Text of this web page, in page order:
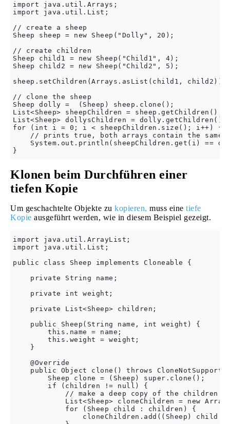
import java.util.Arrays;
import java.util.List;
// create a sheep
Sheep sheep = new Sheep("Dolly", 20);
// create children
Sheep child1 = new Sheep("Child1", 4);
Sheep child2 = new Sheep("Child2", 5);
sheep.setChildren(Arrays.asList(child1, child2));
// clone the sheep
Sheep dolly =  (Sheep) sheep.clone();
List<Sheep> sheepChildren = sheep.getChildren();
List<Sheep> dollysChildren = dolly.getChildren();
for (int i = 0; i < sheepChildren.size(); i++) {
// prints true, both arrays contain the same
System.out.println(sheepChildren.get(i) ==
Klonen beim Durchführen einer
tiefen Kopie
Um geschachtelte Objekte zu kopieren, muss eine tiefe
Kopie ausgeführt werden, wie in diesem Beispiel gezeigt.
import java.util.ArrayList;
import java.util.List;
public class Sheep implements Cloneable {
    private String name;
    private int weight;
    private List<Sheep> children;
    public Sheep(String name, int weight) {
        this.name = name;
        this.weight = weight;
    }
    @Override
public Object clone() throws
        Sheep clone = (Sheep) super.clone();
        if (children != null) {
            // make a deep copy of the children
List<Sheep> cloneChildren = new
            for (Sheep child : children) {
cloneChildren.add((Sheep)